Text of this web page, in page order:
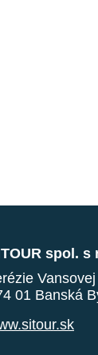
spol. s
01 Banská